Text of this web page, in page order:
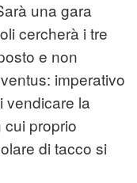
una gara
cercherà i tre
e non
imperativo
vendicare la
proprio
di tacco si